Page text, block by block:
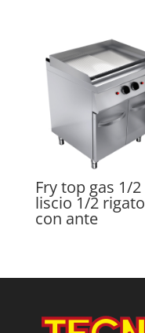
Fry top gas 1/2
liscio 1/2 rigato
con ante